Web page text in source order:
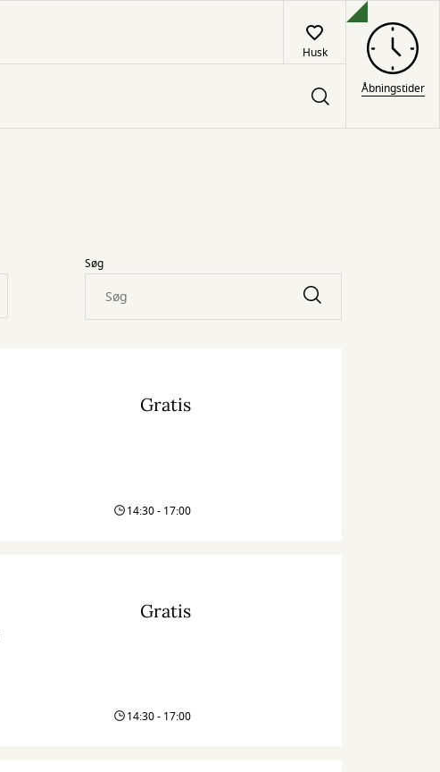
Husk
Åbningstider
Søg
Gratis
14:30 - 17:00
Gratis
14:30 - 17:00